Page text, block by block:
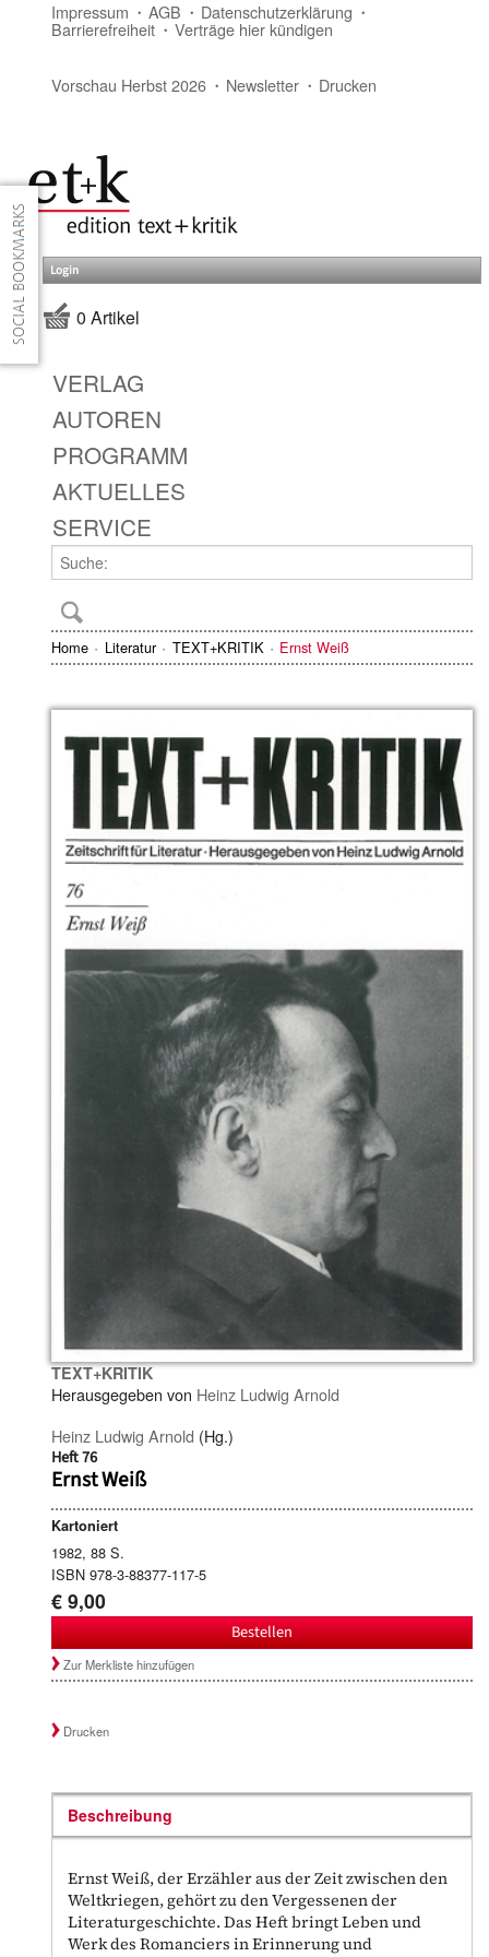
Impressum AGB Datenschutzerklärung
Barrierefreiheit Verträge hier kündigen
Vorschau Herbst 2026 Newsletter Drucken
Login
0 Artikel
VERLAG
AUTOREN
PROGRAMM
AKTUELLES
SERVICE
Home Literatur TEXT+KRITIK Ernst Weiß
TEXT+KRITIK
Herausgegeben von Heinz Ludwig Arnold
Heinz Ludwig Arnold (Hg.)
Heft 76
Ernst Weiß
Kartoniert
1982, 88 S.
ISBN 978-3-88377-117-5
€ 9,00
Bestellen
Zur Merkliste hinzufügen
Drucken
Beschreibung
Ernst Weiß, der Erzähler aus der Zeit zwischen den
Weltkriegen, gehört zu den Vergessenen der
Literaturgeschichte. Das Heft bringt Leben und
Werk des Romanciers in Erinnerung und